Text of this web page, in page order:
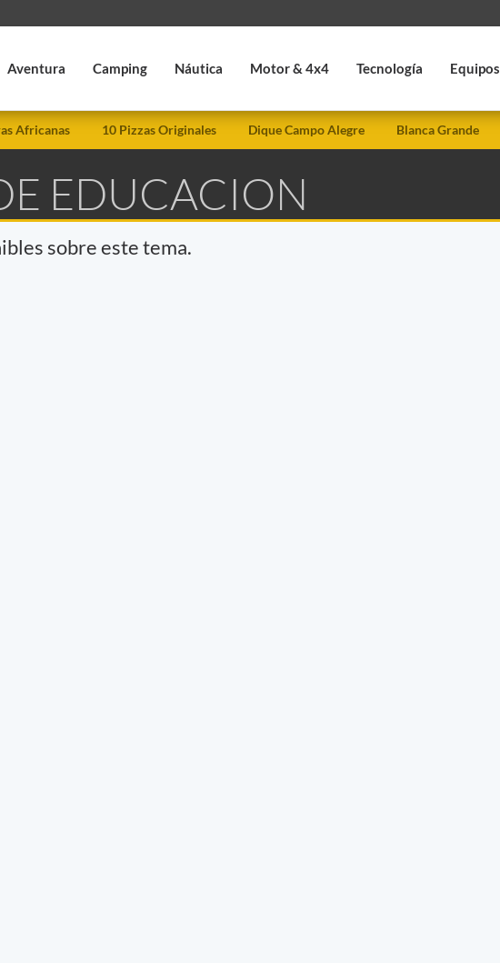
Aventura Camping Náutica Motor & 4x4 Tecnología Equipos
Africanas 10 Pizzas Originales Dique Campo Alegre Blanca Grande
EDUCACION
sobre este tema.